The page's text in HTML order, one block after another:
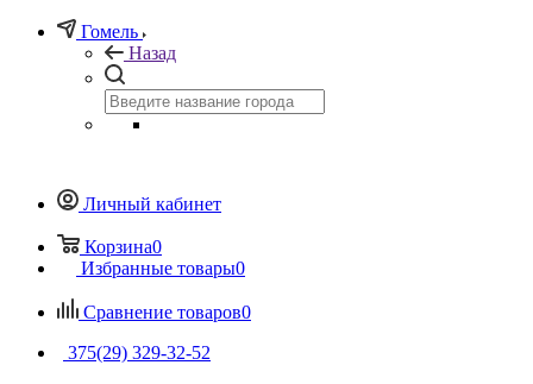
Гомель
Назад
Личный кабинет
Корзина0
Избранные товары0
Сравнение товаров0
375(29) 329-32-52